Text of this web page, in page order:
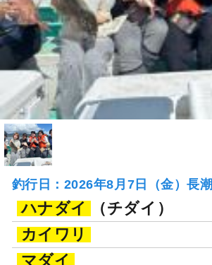
釣行日：2026年8月7日（金）長潮
ハナダイ
（チダイ）
カイワリ
マダイ